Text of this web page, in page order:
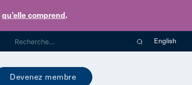
qu’elle comprend.
English
Devenez membre